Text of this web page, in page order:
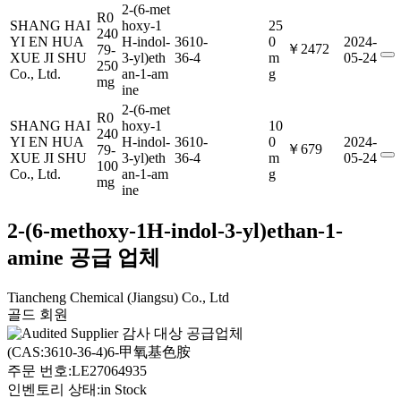
SHANG HAI
YI EN HUA
XUE JI SHU
Co., Ltd.
R0
240
79-
250
mg
2-(6-met
hoxy-1
H-indol-
3-yl)eth
an-1-am
ine
3610-
36-4
25
0
m
g
￥2472
2024-
05-24
SHANG HAI
YI EN HUA
XUE JI SHU
Co., Ltd.
R0
240
79-
100
mg
2-(6-met
hoxy-1
H-indol-
3-yl)eth
an-1-am
ine
3610-
36-4
10
0
m
g
￥679
2024-
05-24
2-(6-methoxy-1H-indol-3-yl)ethan-1-
amine 공급 업체
Tiancheng Chemical (Jiangsu) Co., Ltd
골드 회원
감사 대상 공급업체
(CAS:3610-36-4)6-甲氧基色胺
주문 번호:LE27064935
인벤토리 상태:in Stock